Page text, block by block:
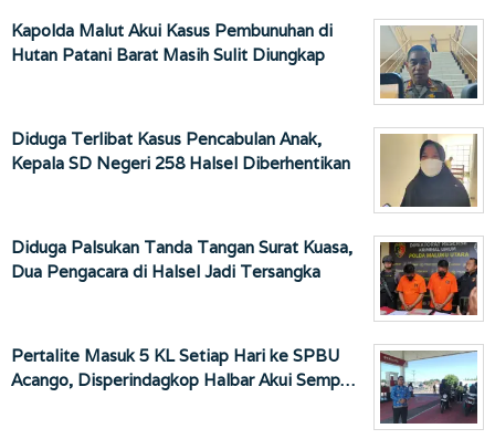
Kapolda Malut Akui Kasus Pembunuhan di
Hutan Patani Barat Masih Sulit Diungkap
Diduga Terlibat Kasus Pencabulan Anak,
Kepala SD Negeri 258 Halsel Diberhentikan
Diduga Palsukan Tanda Tangan Surat Kuasa,
Dua Pengacara di Halsel Jadi Tersangka
Pertalite Masuk 5 KL Setiap Hari ke SPBU
Acango, Disperindagkop Halbar Akui Semp…